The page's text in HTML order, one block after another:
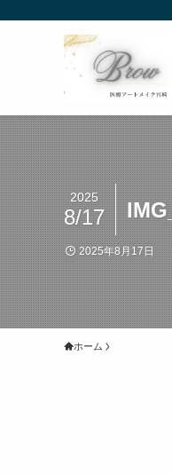
2025
8/17
2025年8月17日
ホーム